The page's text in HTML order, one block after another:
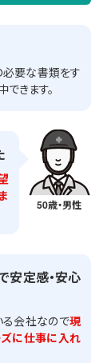
必要な書類をす
きます。
50歳・男性
安定感・安心
会社なので現
ズに仕事に入れ